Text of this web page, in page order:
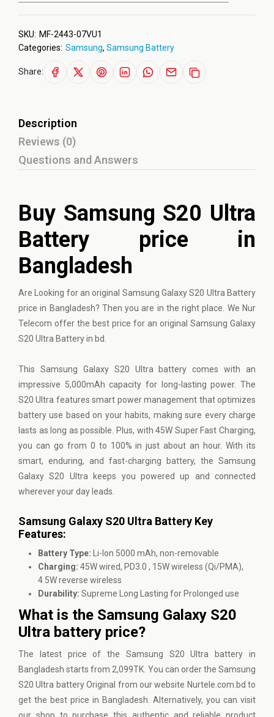
SKU: MF-2443-07VU1
Categories: Samsung, Samsung Battery
Share:
Description
Reviews (0)
Questions and Answers
Buy Samsung S20 Ultra
Battery price in
Bangladesh
Are Looking for an original Samsung Galaxy S20 Ultra Battery
price in Bangladesh? Then you are in the right place. We Nur
Telecom offer the best price for an original Samsung Galaxy
S20 Ultra Battery in bd.
This Samsung Galaxy S20 Ultra battery comes with an
impressive 5,000mAh capacity for long-lasting power. The
S20 Ultra features smart power management that optimizes
battery use based on your habits, making sure every charge
lasts as long as possible. Plus, with 45W Super Fast Charging,
you can go from 0 to 100% in just about an hour. With its
smart, enduring, and fast-charging battery, the Samsung
Galaxy S20 Ultra keeps you powered up and connected
wherever your day leads.
Samsung Galaxy S20 Ultra Battery Key
Features:
Battery Type:
Li-Ion 5000 mAh, non-removable
Charging: 45W wired, PD3.0 , 15W wireless (Qi/PMA),
4.5W reverse wireless
Durability: Supreme Long Lasting for Prolonged use
What is the Samsung Galaxy S20
Ultra battery price?
The latest price of the Samsung S20 Ultra battery in
Bangladesh starts from 2,099TK. You can order the Samsung
S20 Ultra battery Original from our website Nurtele.com.bd to
get the best price in Bangladesh. Alternatively, you can visit